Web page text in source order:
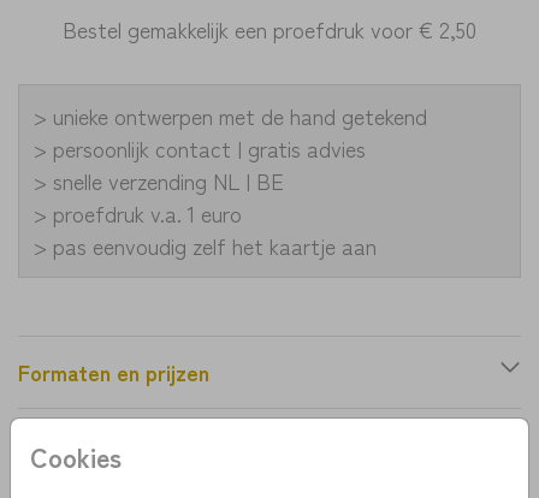
Cookies
Bestel gemakkelijk een proefdruk voor€ 2,50
> unieke ontwerpen met de hand getekend
> persoonlijk contact | gratis advies
> snelle verzending NL | BE
> proefdruk v.a. 1 euro
> pas eenvoudig zelf het kaartje aan
Formaten en prijzen
Productinformatie